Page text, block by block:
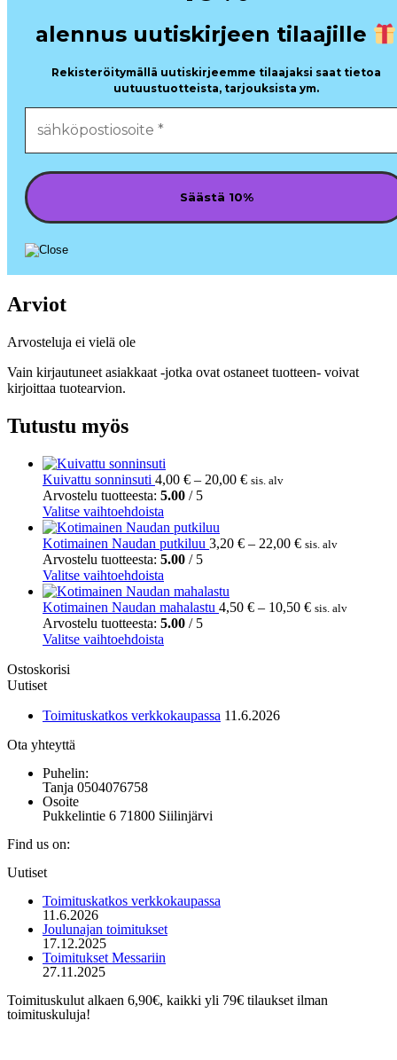
alennus uutiskirjeen tilaajille
Rekisteröitymällä uutiskirjeemme tilaajaksi saat tietoa
uutuustuotteista, tarjouksista ym.
Arviot
Arvosteluja ei vielä ole
Vain kirjautuneet asiakkaat -jotka ovat ostaneet tuotteen- voivat
kirjoittaa tuotearvion.
Tutustu myös
Kuivattu sonninsuti 4,00 € – 20,00 €Hintaluokka:
sis. alv
Arvostelu tuotteesta: 5.00 / 5
Valitse vaihtoehdoista
tuotteella
on
useampi
Voit
tehdä
valinnat
Kotimainen Naudan putkiluu 3,20 € – 22,00 €Hintaluokka:
sis. alv
Arvostelu tuotteesta: 5.00 / 5
Valitse vaihtoehdoista
tuotteella
on
useampi
sivulla.
Kotimainen Naudan mahalastu 4,50 € – 10,50 €Hintaluokka:
sis. alv
Arvostelu tuotteesta: 5.00 / 5
Valitse vaihtoehdoista
Voit
Ostoskorisi
Uutiset
Toimituskatkos verkkokaupassa 11.6.2026
Ota yhteyttä
Puhelin:
Tanja 0504076758
Osoite
Pukkelintie 6 71800 Siilinjärvi
Find us on:
Mail
opens
new
window
Uutiset
Toimituskatkos verkkokaupassa
11.6.2026
Joulunajan toimitukset
17.12.2025
Toimitukset Messariin
27.11.2025
Toimituskulut alkaen 6,90€, kaikki yli 79€ tilaukset ilman
toimituskuluja!